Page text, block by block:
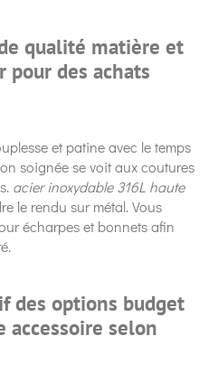
qualité matière et
des achats
et patine avec le temps
soignée se voit aux coutures
acier inoxydable 316L haute
le rendu sur métal. Vous
écharpes et bonnets afin
des options budget
accessoire selon